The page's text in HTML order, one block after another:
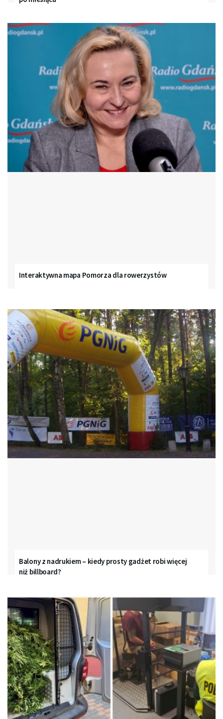
Interaktywna mapa Pomorza dla rowerzystów
Balony z nadrukiem – kiedy prosty gadżet robi więcej
niż billboard?